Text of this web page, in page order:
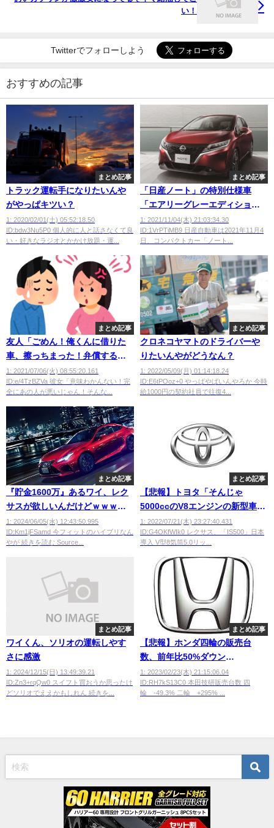
い！
Twitterでフォローしよう
おすすめの記事
まとめ記事
トラック運転手になりたいんや
がやっぱキツい？
1: 2020/02/01(土) 05:52:18.50
ID:bdw3Nu5P0 個人的に人と話さなくて良
い・好きなラジオとかかけ放題・運...
まとめ記事
「日産ノート」の特別仕様車
「エアリーグレーエディショ
ン」が登場
1: 2021/11/04(木) 21:03:34.30
ID:1VrPTiMB9 日産自動車は2021年11月4
日、コンパクトカー「ノート...
まとめ記事
友人「ごめん！俺くんに借りた
車、擦っちまった！弁償する」
俺「事故したくてする人はいな
いし半分でいいよ」彼女
「は？」
1: 2021/07/06(火) 08:55:20.161
ID:e/4TzBZVa 彼女「意味わかんない！完
全にあの人が悪いじゃん！そんな...
まとめ記事
クロネコヤマトのドライバーや
りたいんやがどうなん？
1: 2022/05/09(月) 01:14:18.24
ID:E6tPOoz+0 やっぱやばいんやろか 今時
給1000円の契約社員で往復4...
まとめ記事
『貯金1600万』あるワイ、レク
サスが欲しいんだけどｗｗｗｗ
ｗｗｗ
1: 2024/06/05(水) 12:43:50.995
ID:Km1jFSamd 今フィットのハイブリなん
やが 続きを読む Source...
まとめ記事
【悲報】トヨタ「そんじゃ
5000ccのV8エンジンの新型車発
売するね」
1: 2022/07/21(木) 23:27:40.431
ID:G4OKfWIk0 レクサス、「IS500」日本
導入 V型8気筒5.0リッ...
まとめ記事
ワイくん、ソリオの運転しやす
さに感激
1: 2024/12/15(日) 13:49:39.21
ID:Zn3+rqQw0 スイフト買おうか思ったけ
どソリオでええかもしれん 続きを...
まとめ記事
【悲報】ホンダ四輪の販売台
数、前年比50%ダウン
wwwwwwww
1: 2023/02/23(木) 21:15:06.04
ID:RH7kS13C0 本田技研販売台数 四
輪 -49.3% 二輪 +295% ...